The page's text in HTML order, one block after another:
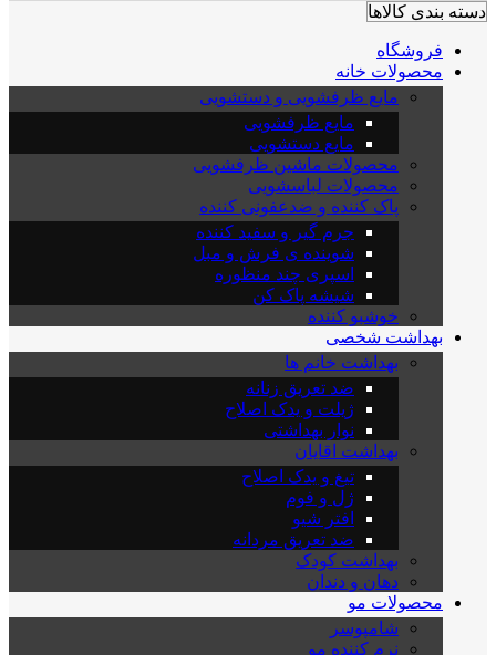
دسته بندی کالاها
فروشگاه
محصولات خانه
مایع ظرفشویی و دستشویی
مایع ظرفشویی
مایع دستشویی
محصولات ماشین ظرفشویی
محصولات لباسشویی
پاک کننده و ضدعفونی کننده
جرم گیر و سفید کننده
شوینده ی فرش و مبل
اسپری چند منظوره
شیشه پاک کن
خوشبو کننده
بهداشت شخصی
بهداشت خانم ها
ضد تعریق زنانه
ژیلت و یدک اصلاح
نوار بهداشتی
بهداشت اقایان
تیغ و یدک اصلاح
ژل و فوم
افتر شیو
ضد تعریق مردانه
بهداشت کودک
دهان و دندان
محصولات مو
شامپوسر
نرم کننده مو